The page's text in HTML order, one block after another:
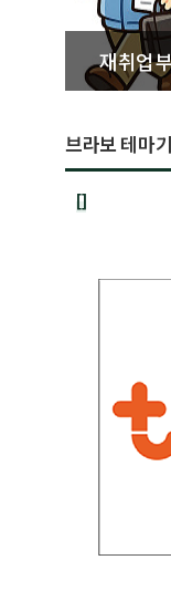
재취업
브라보 테마
[]